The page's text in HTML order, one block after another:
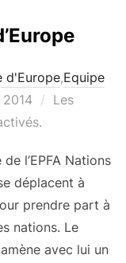
d'Europe,Equipe
2014
Les
l’EPFA Nations
déplacent à
prendre part à
nations. Le
avec lui un